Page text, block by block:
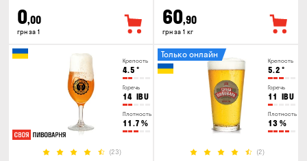
0,00
грн за 1
60,90
грн за 1 кг
Крепость
4.5 °
Горечь
14 IBU
Плотность
11.7 %
(23)
Крепость
5.2 °
Горечь
11 IBU
Плотность
13 %
(2)
Только онлайн